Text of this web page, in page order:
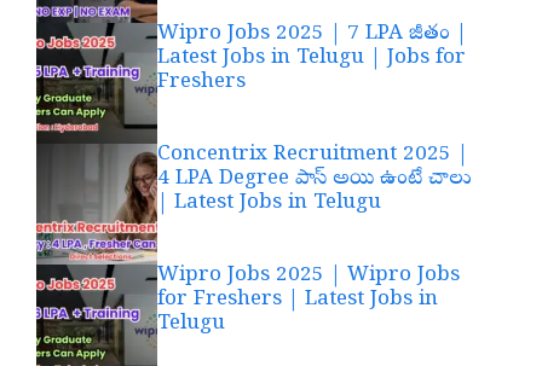
Wipro Jobs 2025 | 7 LPA జీతం |
Latest Jobs in Telugu | Jobs for
Freshers
Concentrix Recruitment 2025 |
4 LPA Degree పాస్ అయి ఉంటే చాలు
| Latest Jobs in Telugu
Wipro Jobs 2025 | Wipro Jobs
for Freshers | Latest Jobs in
Telugu